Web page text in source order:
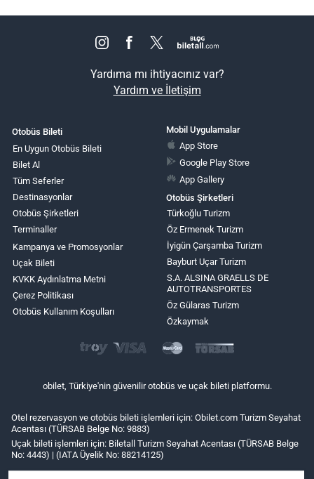
Yardıma mı ihtiyacınız var?
Yardım ve İletişim
Otobüs Bileti
En Uygun Otobüs Bileti
Bilet Al
Tüm Seferler
Destinasyonlar
Otobüs Şirketleri
Terminaller
Kampanya ve Promosyonlar
Uçak Bileti
KVKK Aydınlatma Metni
Çerez Politikası
Otobüs Kullanım Koşulları
Mobil Uygulamalar
App Store
Google Play Store
App Gallery
Otobüs Şirketleri
Türkoğlu Turizm
Öz Ermenek Turizm
İyigün Çarşamba Turizm
Bayburt Uçar Turizm
S.A. ALSINA GRAELLS DE
AUTOTRANSPORTES
Öz Gülaras Turizm
Özkaymak
obilet, Türkiye'nin güvenilir otobüs ve uçak bileti platformu.
Otel rezervasyon ve otobüs bileti işlemleri için: Obilet.com Turizm Seyahat
Acentası (TÜRSAB Belge No: 9883)
Uçak bileti işlemleri için: Biletall Turizm Seyahat Acentası (TÜRSAB Belge
No: 4443) | (IATA Üyelik No: 88214125)